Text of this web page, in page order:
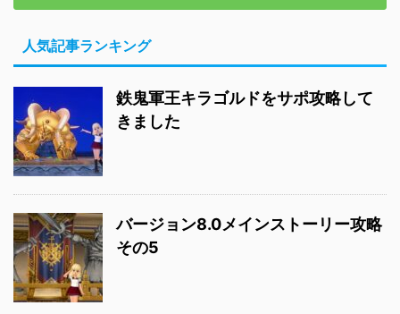
人気記事ランキング
鉄鬼軍王キラゴルドをサポ攻略して
きました
バージョン8.0メインストーリー攻略
その5